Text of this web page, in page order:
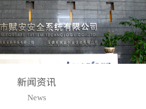
求。
型影
、体
道空
殊、
生火
校验的总线传输技术、线
路状态检测与保护技术、
后向光电感烟探测技术、
高可靠的系统抗干扰技术
等多项专利技术和专有技
警领域三十多年技术积累
和工程实践的结晶。
新闻资讯
News